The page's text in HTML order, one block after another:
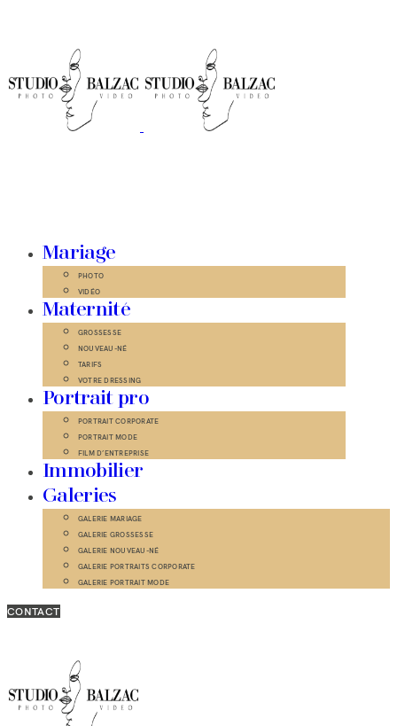
Mariage
PHOTO
VIDÉO
Maternité
GROSSESSE
NOUVEAU-NÉ
TARIFS
VOTRE DRESSING
Portrait pro
PORTRAIT CORPORATE
PORTRAIT MODE
FILM D’ENTREPRISE
Immobilier
Galeries
GALERIE MARIAGE
GALERIE GROSSESSE
GALERIE NOUVEAU-NÉ
GALERIE PORTRAITS CORPORATE
GALERIE PORTRAIT MODE
CONTACT